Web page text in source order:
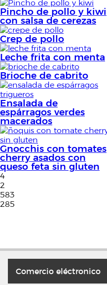
Pincho de pollo y kiwi
con salsa de cerezas
Crep de pollo
Leche frita con menta
Brioche de cabrito
Ensalada de
espárragos verdes
macerados
Gnocchis con tomates
cherry asados con
queso feta sin gluten
4
2
583
285
Comercio eléctronico